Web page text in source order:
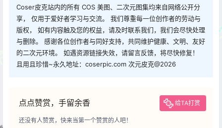
Coser皮克站内的所有 COS 美图、二次元图集均来自网络公开分
享， 仅用于爱好者学习与交流。 我们尊重每一位创作者的劳动与
版权， 如有内容触及您的权益，请及时联系我们，我们会尽快处理
与删除。 感谢各位创作者与同好支持，共同维护健康、文明、友好
的二次元环境。 如遇资源链接失效，请留言反馈，将尽快修复！
且用且珍惜~永久地址：coserpic.com 次元皮克@2026
点点赞赏，手留余香 给TA打赏
还没有人赞赏，快来当第一个赞赏的人吧！